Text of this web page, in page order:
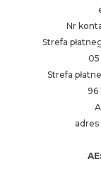
Nr
Strefa
05
Strefa
96
adres